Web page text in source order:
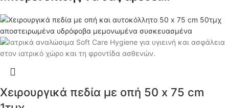
Χειρουργικά πεδία με οπή 50 x 75 cm